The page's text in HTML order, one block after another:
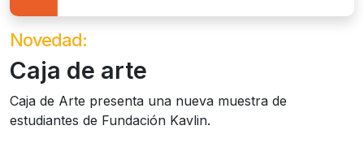
Novedad:
Caja de arte
Caja de Arte presenta una nueva muestra de
estudiantes de Fundación Kavlin.